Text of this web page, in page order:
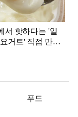
서 핫하다는 '일
거트' 직접 만들
푸드